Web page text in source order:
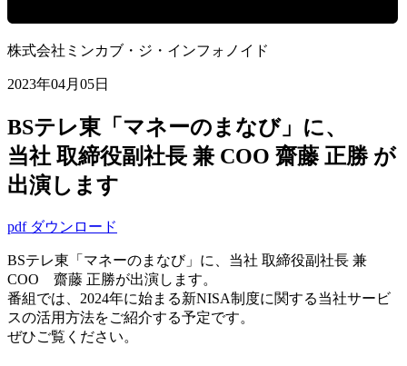
株式会社ミンカブ・ジ・インフォノイド
2023年04月05日
BSテレ東「マネーのまなび」に、
当社 取締役副社長 兼 COO 齋藤 正勝 が
出演します
pdf ダウンロード
BSテレ東「マネーのまなび」に、当社 取締役副社長 兼
COO 齋藤 正勝が出演します。
番組では、2024年に始まる新NISA制度に関する当社サービ
スの活用方法をご紹介する予定です。
ぜひご覧ください。